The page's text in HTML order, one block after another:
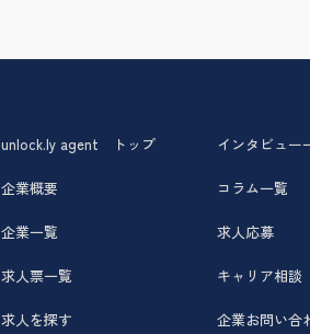
unlock.ly agent トップ
企業概要
企業一覧
求人票一覧
求人を探す
インタビュー
コラム一覧
求人応募
キャリア相談
企業お問い合